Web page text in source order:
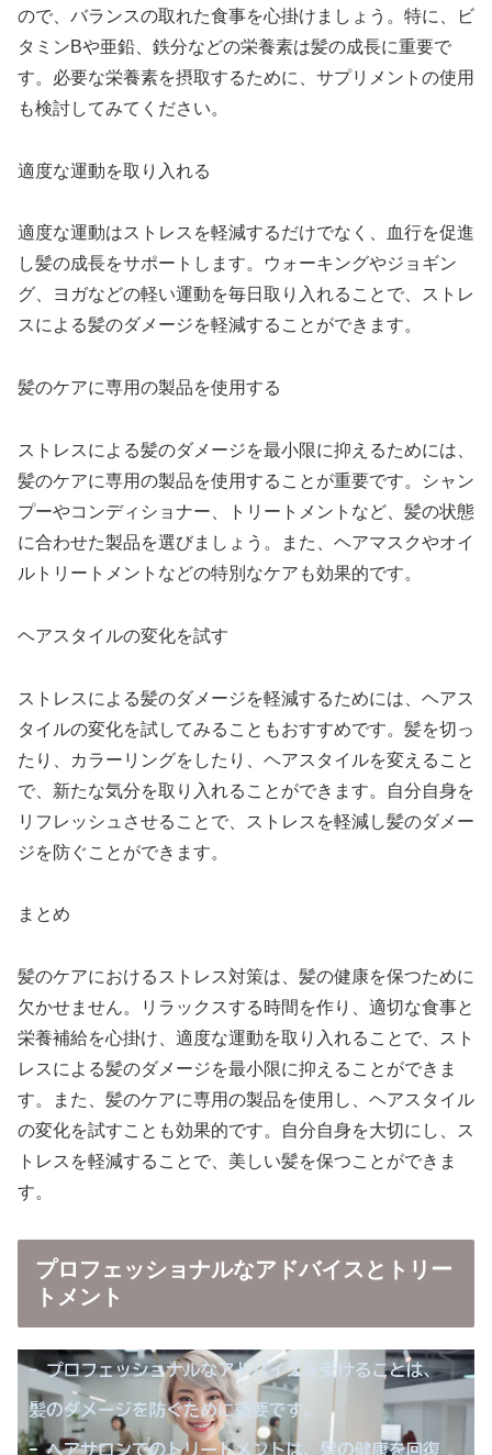
ので、バランスの取れた食事を心掛けましょう。特に、ビ
タミンBや亜鉛、鉄分などの栄養素は髪の成長に重要で
す。必要な栄養素を摂取するために、サプリメントの使用
も検討してみてください。
適度な運動を取り入れる
適度な運動はストレスを軽減するだけでなく、血行を促進
し髪の成長をサポートします。ウォーキングやジョギン
グ、ヨガなどの軽い運動を毎日取り入れることで、ストレ
スによる髪のダメージを軽減することができます。
髪のケアに専用の製品を使用する
ストレスによる髪のダメージを最小限に抑えるためには、
髪のケアに専用の製品を使用することが重要です。シャン
プーやコンディショナー、トリートメントなど、髪の状態
に合わせた製品を選びましょう。また、ヘアマスクやオイ
ルトリートメントなどの特別なケアも効果的です。
ヘアスタイルの変化を試す
ストレスによる髪のダメージを軽減するためには、ヘアス
タイルの変化を試してみることもおすすめです。髪を切っ
たり、カラーリングをしたり、ヘアスタイルを変えること
で、新たな気分を取り入れることができます。自分自身を
リフレッシュさせることで、ストレスを軽減し髪のダメー
ジを防ぐことができます。
まとめ
髪のケアにおけるストレス対策は、髪の健康を保つために
欠かせません。リラックスする時間を作り、適切な食事と
栄養補給を心掛け、適度な運動を取り入れることで、スト
レスによる髪のダメージを最小限に抑えることができま
す。また、髪のケアに専用の製品を使用し、ヘアスタイル
の変化を試すことも効果的です。自分自身を大切にし、ス
トレスを軽減することで、美しい髪を保つことができま
す。
プロフェッショナルなアドバイスとトリー
トメント